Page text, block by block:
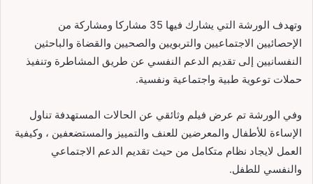
وتهدف الورشة التي يشارك فيها 35 مشاركا ومشاركة من
الإحصائيين الاجتماعيين والتربويين والصحيين والقضاة والباحثين
النفسانيين إلى تقديم الدعم النفسي عن طريق المشاطرة وتنفيذ
حملات توعوية طبية واجتماعية ونفسية.
وفي الورشة تم عرض فيلم وثائقي عن الحالات المستهدفة تناول
الإساءة للأطفال والمعرضين للعنف والتمييز والمستضعفين ، وكيفية
العمل لايجاد نظام متكامل من حيث تقديم الدعم الاجتماعي
والنفسي للطفل.